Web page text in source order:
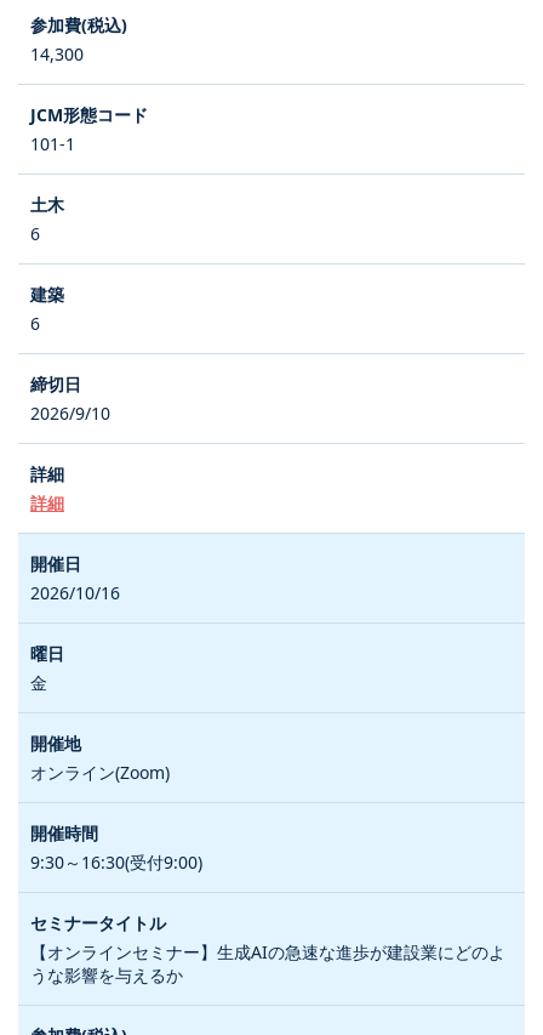
14,300
101-1
6
6
2026/9/10
詳細
2026/10/16
金
オンライン(Zoom)
9:30～16:30(受付9:00)
【オンラインセミナー】生成AIの急速な進歩が建設業にどのよ
うな影響を与えるか